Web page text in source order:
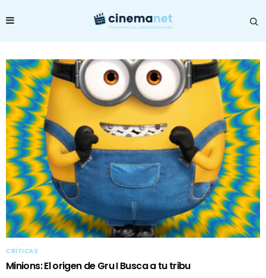
CRÍTICAS
Minions: El origen de Gru I Busca a tu tribu